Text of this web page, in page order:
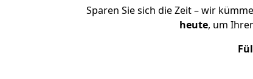
Sparen Sie sich die Zeit – wir
heute, um